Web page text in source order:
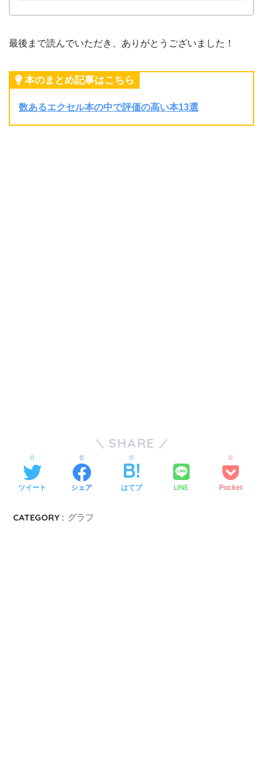
最後まで読んでいただき、ありがとうございました！
本のまとめ記事はこちら
数あるエクセル本の中で評価の高い本13選
SHARE
ツイート
0
シェア
0
はてブ
0
LINE Pocket
0
CATEGORY : グラフ